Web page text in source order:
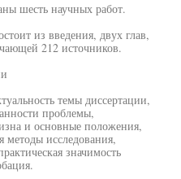
шесть научных работ.
из введения, двух глав,
212 источников.
темы диссертации,
проблемы,
и основные положения,
исследования,
значимость